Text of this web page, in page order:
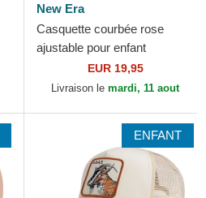
New Era
Casquette courbée rose
ajustable pour enfant
9FORTY Essential New York
Yankees MLB New Era
EUR 19,95
Livraison le mardi, 11 aout
ENFANT